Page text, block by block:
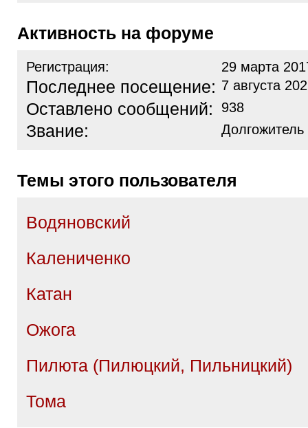
Активность на форуме
Регистрация: 29 марта
Последнее посещение: 7 августа
Оставлено сообщений: 938
Звание:
Темы этого пользователя
Водяновский
Калениченко
Катан
Ожога
Пилюта (Пилюцкий, Пильницкий)
Тома